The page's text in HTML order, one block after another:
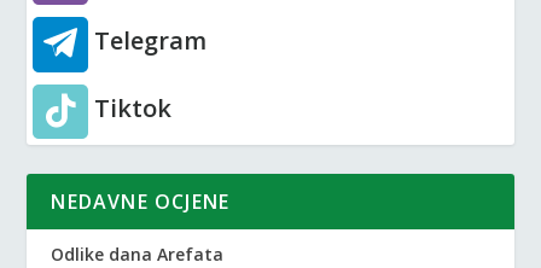
Telegram
Tiktok
NEDAVNE OCJENE
Odlike dana Arefata